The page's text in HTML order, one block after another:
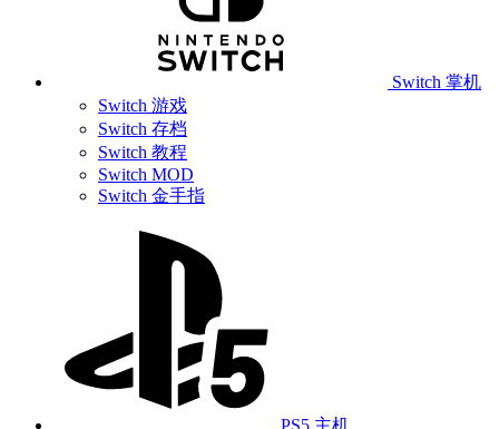
Switch 掌机
Switch 游戏
Switch 存档
Switch 教程
Switch MOD
Switch 金手指